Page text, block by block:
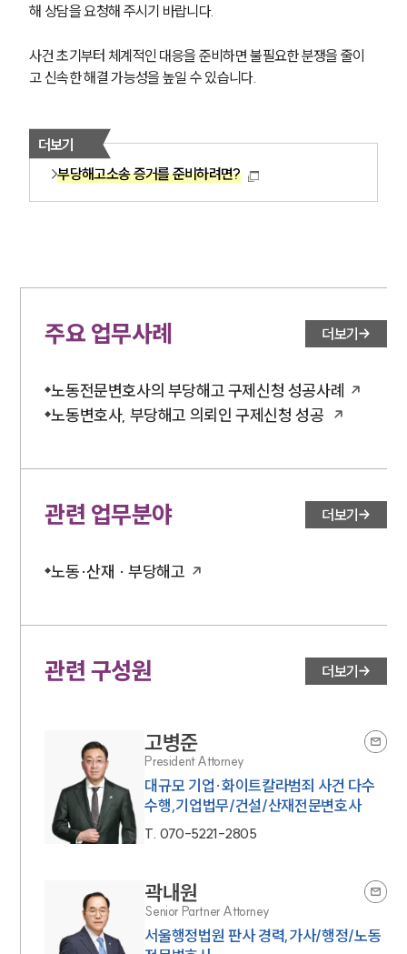
해 상담을 요청해 주시기 바랍니다.
사건 초기부터 체계적인 대응을 준비하면 불필요한 분쟁을 줄이
고 신속한 해결 가능성을 높일 수 있습니다.
더보기
부당해고소송 증거를 준비하려면?
주요 업무사례 더보기
노동전문변호사의 부당해고 구제신청 성공사례
노동변호사, 부당해고 의뢰인 구제신청 성공
관련 업무분야 더보기
노동·산재 · 부당해고
관련 구성원 더보기
고병준
President Attorney
대규모 기업·화이트칼라범죄 사건 다수
수행,기업법무/건설/산재전문변호사
T. 070-5221-2805
곽내원
Senior Partner Attorney
서울행정법원 판사 경력,가사/행정/노동